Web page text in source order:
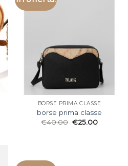
BORSE PRIMA CLASSE
borse prima classe
€40.00 €25.00